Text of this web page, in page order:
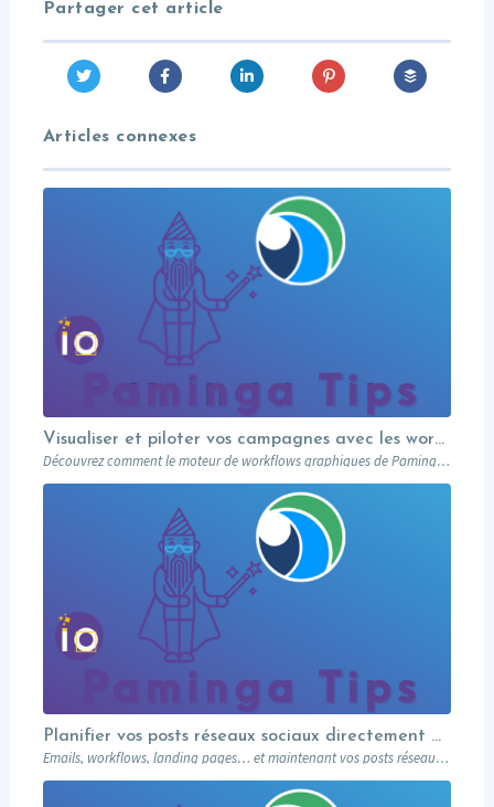
Partager cet article
Articles connexes
Visualiser et piloter vos campagnes avec les workflows graphiques Paminga.
Découvrez comment le moteur de workflows graphiques de Paminga vous permet de visualiser toute la logique de vos campagnes en un seul coup d’œil — branches conditionnelles, AB tests, waits et intégration Salesforce.
Planifier vos posts réseaux sociaux directement depuis votre MA
Emails, workflows, landing pages… et maintenant vos posts réseaux sociaux. Paminga centralise votre marketing dans un seul outil. Paminga Tip #08.